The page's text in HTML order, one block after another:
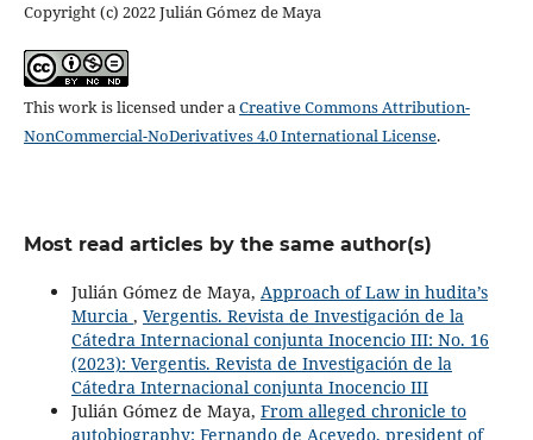
Copyright (c) 2022 Julián Gómez de Maya
This work is licensed under aCreative Commons Attribution-
NonCommercial-NoDerivatives 4.0 International License.
Most read articles by the same author(s)
Julián Gómez de Maya, Approach of Law in hudita’s
Murcia , Vergentis. Revista de Investigación de la
Cátedra Internacional conjunta Inocencio III: No. 16
(2023): Vergentis. Revista de Investigación de la
Cátedra Internacional conjunta Inocencio III
Julián Gómez de Maya, From alleged chronicle to
autobiography: Fernando de Acevedo, president of